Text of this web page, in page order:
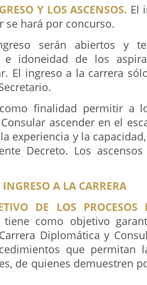
Y LOS ASCENSOS. El
se hará por concurso.
serán abiertos y
e idoneidad de los
El ingreso a la carrera
finalidad permitir a
ascender en el
experiencia y la
Decreto. Los
INGRESO A LA CARRERA
DE LOS PROCESOS
tiene como objetivo
Diplomática y
que permitan
de quienes demuestren